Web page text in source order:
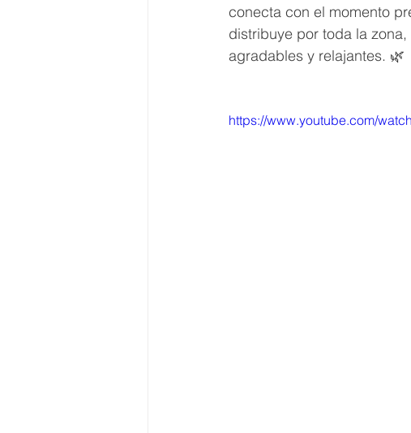
conecta con el momento
distribuye por toda la
agradables y relajantes. 🌿
https://www.youtube.com/